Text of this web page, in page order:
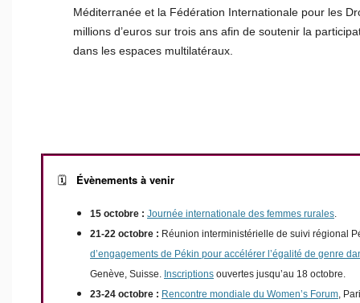
Méditerranée et la Fédération Internationale pour les
millions d’euros sur trois ans afin de soutenir la
dans les espaces multilatéraux.
🗓️ Évènements à venir
15 octobre : Journée internationale des femmes rurales.
21-22 octobre : Réunion interministérielle de suivi régional
d’engagements de Pékin pour accélérer l’égalité de genre
Genève, Suisse. Inscriptions ouvertes jusqu’au 18 octobre.
23-24 octobre : Rencontre mondiale du Women’s Forum,